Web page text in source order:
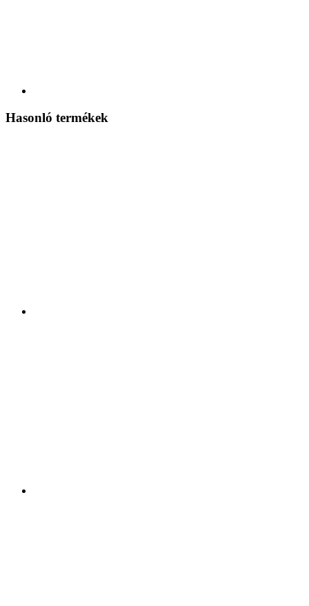
Hasonló termékek